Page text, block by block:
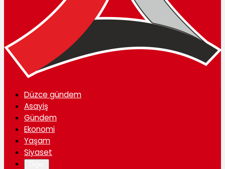
Düzce gündem
Asayiş
Gündem
Ekonomi
Yaşam
Siyaset